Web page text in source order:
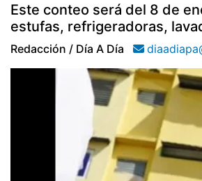
Este conteo será del 8 de
estufas, refrigeradoras,
Redacción / Día A Día